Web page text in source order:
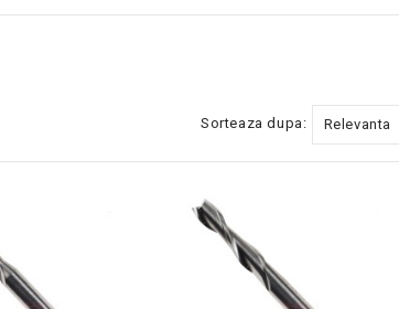
Sorteaza dupa: Relevanta